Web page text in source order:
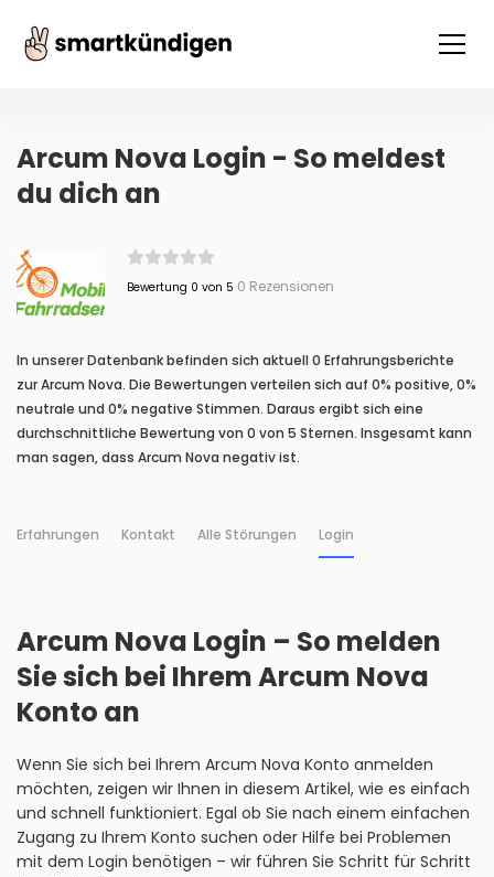
Arcum Nova Login - So meldest
du dich an
Bewertung 0 von 5 0 Rezensionen
In unserer Datenbank befinden sich aktuell 0 Erfahrungsberichte
zur Arcum Nova. Die Bewertungen verteilen sich auf 0% positive, 0%
neutrale und 0% negative Stimmen. Daraus ergibt sich eine
durchschnittliche Bewertung von 0 von 5 Sternen. Insgesamt kann
man sagen, dass Arcum Nova negativ ist.
Erfahrungen Kontakt Alle Störungen Login
Arcum Nova Login – So melden
Sie sich bei Ihrem Arcum Nova
Konto an
Wenn Sie sich bei Ihrem Arcum Nova Konto anmelden
möchten, zeigen wir Ihnen in diesem Artikel, wie es einfach
und schnell funktioniert. Egal ob Sie nach einem einfachen
Zugang zu Ihrem Konto suchen oder Hilfe bei Problemen
mit dem Login benötigen – wir führen Sie Schritt für Schritt